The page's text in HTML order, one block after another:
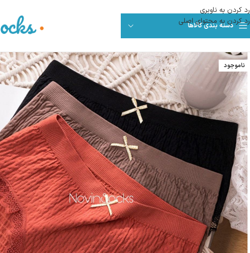
رد کردن به ناوبری
رد کردن به محتوای اصلی
دسته بندی کالاها
ناموجود